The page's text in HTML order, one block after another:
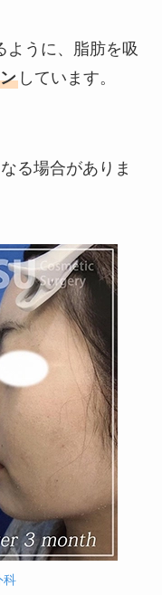
ように、脂肪を吸
しています。
る場合がありま
科